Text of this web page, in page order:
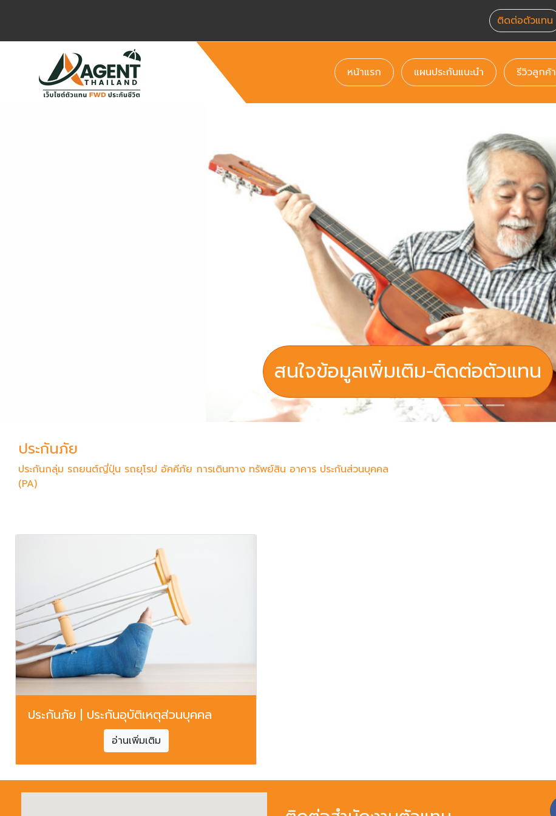
ติดต่อตัวแทน
หน้าแรก (current)แผนประกันแนะนำ (current)รีวิวลูกค้า
สนใจข้อมูลเพิ่มเติม-ติดต่อตัวแทน
ประกันภัย
ประกันกลุ่ม รถยนต์ญี่ปุ่น รถยุโรป อัคคีภัย การเดินทาง ทรัพย์สิน อาคาร ประกันส่วนบุคคล
(PA)
ประกันภัย | ประกันอุบัติเหตุส่วนบุคคล
อ่านเพิ่มเติม